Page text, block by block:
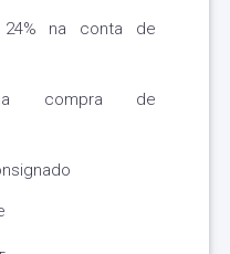
na conta de
compra de